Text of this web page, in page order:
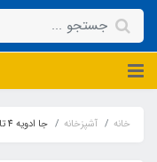
خانه آشپزخانه جا ادویه 4 تایی ایکیا IHÄRDIG